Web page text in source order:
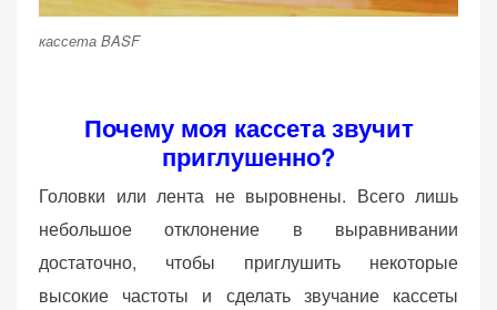
кассета BASF
Почему моя кассета звучит
приглушенно?
Головки или лента не выровнены. Всего лишь
небольшое отклонение в выравнивании
достаточно, чтобы приглушить некоторые
высокие частоты и сделать звучание кассеты